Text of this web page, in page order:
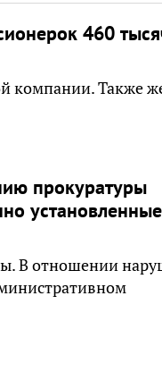
460
компании. Также
прокуратуры
В отношении